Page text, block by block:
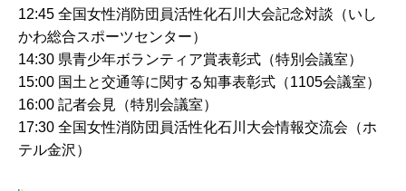
12:45 全国女性消防団員活性化石川大会記念対談（いし
かわ総合スポーツセンター）
14:30 県青少年ボランティア賞表彰式（特別会議室）
15:00 国土と交通等に関する知事表彰式（1105会議室）
16:00 記者会見（特別会議室）
17:30 全国女性消防団員活性化石川大会情報交流会（ホ
テル金沢）